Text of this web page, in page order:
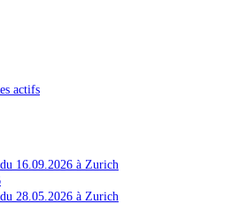
actifs
16.09.2026 à Zurich
28.05.2026 à Zurich